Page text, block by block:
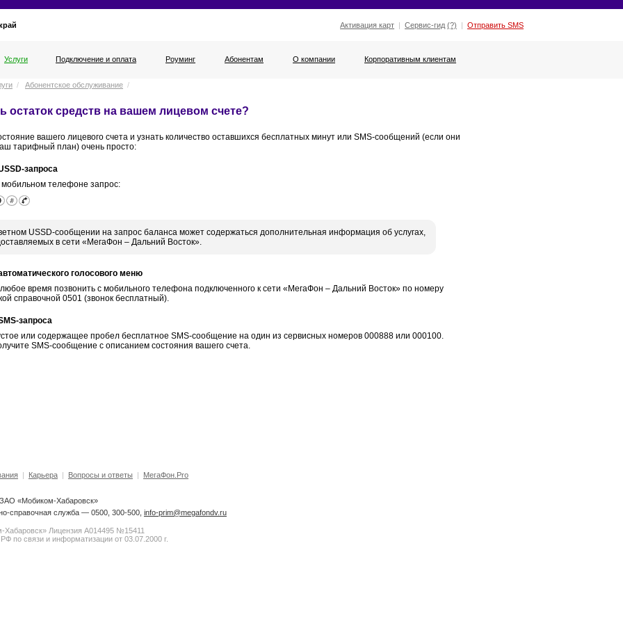
Активация карт |Сервис-гид (?) |Отправить SMS
Услуги Подключение и оплата Роуминг Абонентам О компании Корпоративным клиентам
/ Абонентское обслуживание /
остаток средств на вашем лицевом счете?
вашего лицевого счета и узнать количество оставшихся бесплатных минут или SMS-сообщений (если они
тарифный план) очень просто:
запроса
телефоне запрос:
USSD-сообщении на запрос баланса может содержаться дополнительная информация об услугах,
в сети «МегаФон – Дальний Восток».
голосового меню
время позвонить с мобильного телефона подключенного к сети «МегаФон – Дальний Восток» по номеру
справочной 0501 (звонок бесплатный).
запроса
или содержащее пробел бесплатное SMS-сообщение на один из сервисных номеров 000888 или 000100.
SMS-сообщение с описанием состояния вашего счета.
| Карьера| Вопросы и ответы | МегаФон.Pro
«Мобиком-Хабаровск»
справочная служба — 0500, 300-500, info-prim@megafondv.ru
Лицензия А014495 №15411
по связи и информатизации от 03.07.2000 г.